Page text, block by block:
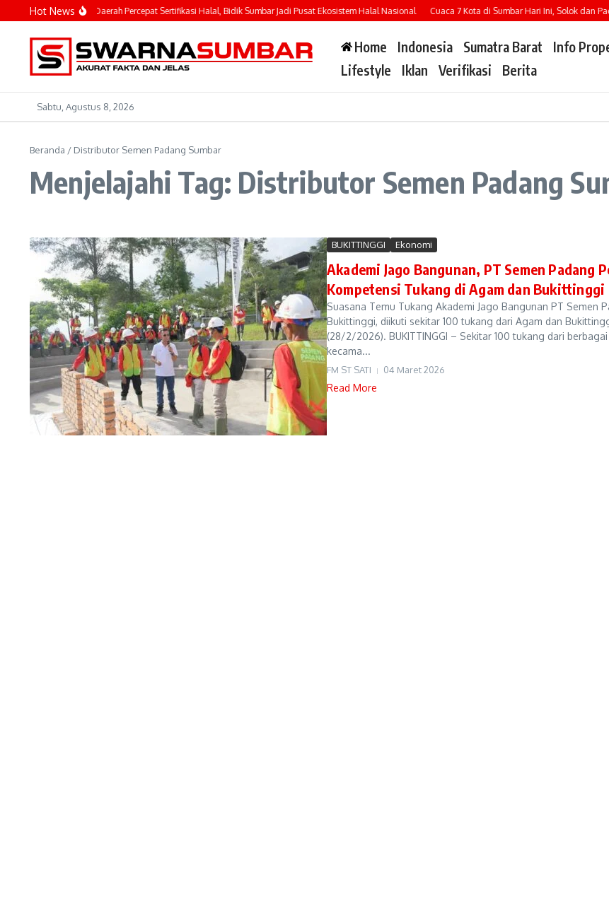
Lewati ke konten
Hot News
Ajak Kepala Daerah Percepat Sertifikasi Halal, Bidik Sumbar Jadi Pusat Ekosistem Halal Nasional Cuaca 7 Kota di Sumbar Hari Ini, Solok dan
Home Indonesia Sumatra Barat Info
Lifestyle
Iklan Verifikasi Berita
Sabtu, Agustus 8, 2026
Beranda / Distributor Semen Padang Sumbar
Menjelajahi Tag: Distributor Semen Padang
BUKITTINGGI Ekonomi
Akademi Jago Bangunan, PT Semen Padang
Kompetensi Tukang di Agam dan Bukittinggi
Suasana Temu Tukang Akademi Jago Bangunan PT Semen
Bukittinggi, diikuti sekitar 100 tukang dari Agam dan
(28/2/2026). BUKITTINGGI – Sekitar 100 tukang dari berbagai
kecama...
FM ST SATI 04 Maret 2026
Read More